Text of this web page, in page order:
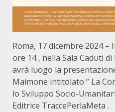
Roma, 17 dicembre 2024 –
ore 14 , nella Sala Caduti
avrà luogo la
Maimone intitolato ” La
lo Sviluppo Socio-
Editrice TraccePerlaMeta .